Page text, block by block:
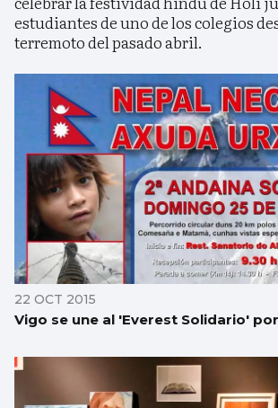
estudiantes de uno de los colegios
terremoto del pasado abril.
22 OCT 2015
Vigo se une al 'Everest Solidario'